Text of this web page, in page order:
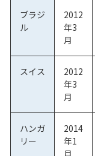
ブラジ
ル
2012
年3
月
スイス
2012
年3
月
ハンガ
リー
2014
年1
月